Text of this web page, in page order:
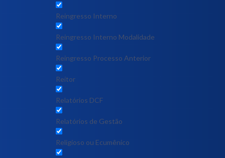
Reingresso Interno
Reingresso Interno Modalidade
Reingresso Processo Anterior
Reitor
Relatórios DCF
Relatórios de Gestão
Religioso ou Ecumênico